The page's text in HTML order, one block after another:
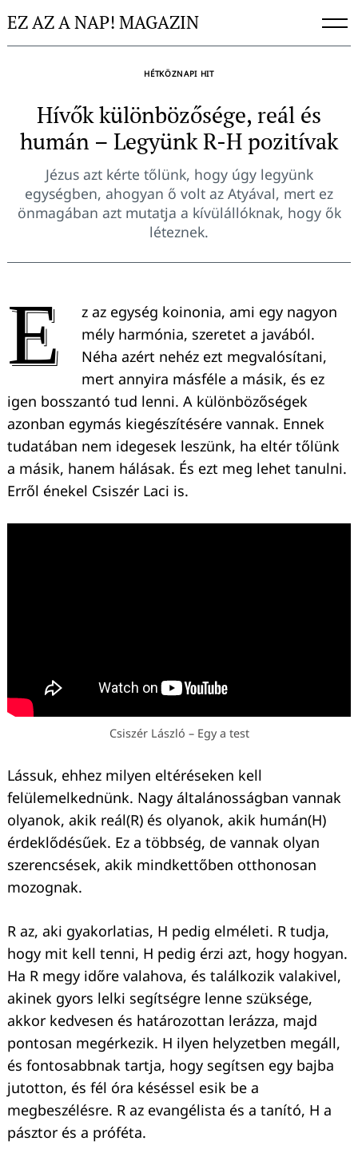
toEZ AZ A NAP! MAGAZIN
HÉTKÖZNAPI HIT
Hívők különbözősége, reál és
humán – Legyünk R-H pozitívak
Jézus azt kérte tőlünk, hogy úgy legyünk
egységben, ahogyan ő volt az Atyával, mert ez
önmagában azt mutatja a kívülállóknak, hogy ők
léteznek.
E
z az egység koinonia, ami egy nagyon
mély harmónia, szeretet a javából.
Néha azért nehéz ezt megvalósítani,
mert annyira másféle a másik, és ez
igen bosszantó tud lenni. A különbözőségek
azonban egymás kiegészítésére vannak. Ennek
tudatában nem idegesek leszünk, ha eltér tőlünk
a másik, hanem hálásak. És ezt meg lehet tanulni.
Erről énekel Csiszér Laci is.
Csiszér László – Egy a test
Lássuk, ehhez milyen eltéréseken kell
felülemelkednünk. Nagy általánosságban vannak
olyanok, akik reál(R) és olyanok, akik humán(H)
érdeklődésűek. Ez a többség, de vannak olyan
szerencsések, akik mindkettőben otthonosan
mozognak.
R az, aki gyakorlatias, H pedig elméleti. R tudja,
hogy mit kell tenni, H pedig érzi azt, hogy hogyan.
Ha R megy időre valahova, és találkozik valakivel,
akinek gyors lelki segítségre lenne szüksége,
akkor kedvesen és határozottan lerázza, majd
pontosan megérkezik. H ilyen helyzetben megáll,
és fontosabbnak tartja, hogy segítsen egy bajba
jutotton, és fél óra késéssel esik be a
megbeszélésre. R az evangélista és a tanító, H a
pásztor és a próféta.